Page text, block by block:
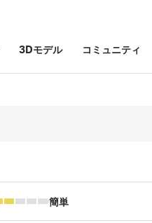
3Dモデル コミュニティ
簡単